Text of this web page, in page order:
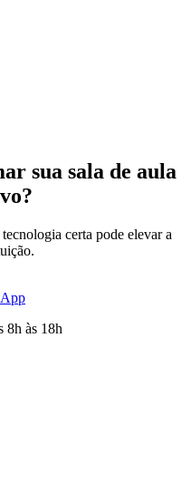
sua sala de aula
certa pode elevar a
8h às 18h